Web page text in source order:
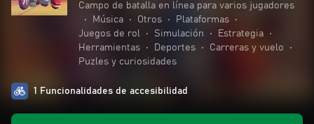
Campo de batalla en línea para varios jugadores
•
Música • Otros • Plataformas
•
Juegos de rol
• Simulación • Estrategia
•
Herramientas
• Deportes • Carreras y vuelo
•
Puzles y curiosidades
1 Funcionalidades de accesibilidad